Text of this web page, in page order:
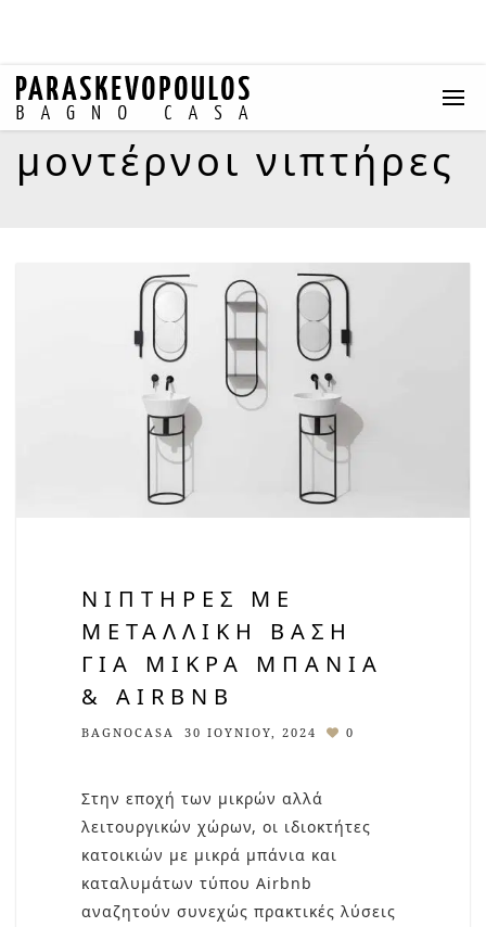
μοντέρνοι νιπτήρες
ΝΙΠΤΉΡΕΣ ΜΕ
ΜΕΤΑΛΛΙΚΉ ΒΆΣΗ
ΓΙΑ ΜΙΚΡΆ ΜΠΆΝΙΑ
& AIRBNB
BAGNOCASA 30 ΙΟΥΝΊΟΥ, 2024 0
Στην εποχή των μικρών αλλά
λειτουργικών χώρων, οι ιδιοκτήτες
κατοικιών με μικρά μπάνια και
καταλυμάτων τύπου Airbnb
αναζητούν συνεχώς πρακτικές λύσεις